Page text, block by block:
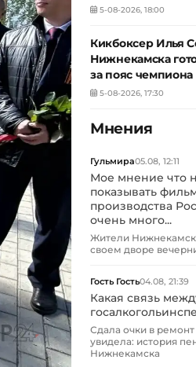
5-08-2026, 18:00
Кикбоксер Илья
Нижнекамска
за пояс
5-08-2026, 17:30
Мнения
Гульмира05.08, 12:11
Мое мнение что
показывать
производства
очень много...
Жители
своем дворе
Гость Гость04.08, 21:39
Какая связь
Сдала очки в
увидела: история
Нижнекамска